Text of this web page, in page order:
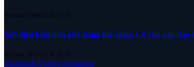
Thứ Hai, 03/08/2026, 15:31
Nới điều kiện bán nhà đang thế chấp: Cơ chế nào bảo
Thứ Sáu, 31/07/2026, 16:50
Facebook Twitter Instagram